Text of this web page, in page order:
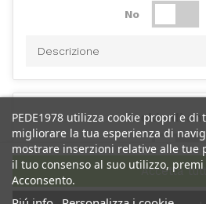
PEDE1978 utilizza cookie propri e
migliorare la tua esperienza di
mostrare inserzioni relative alle tue
il tuo consenso al suo utilizzo,
Acconsento.
No
Descrizione
Cookie di
No
Descrizione
Accetta